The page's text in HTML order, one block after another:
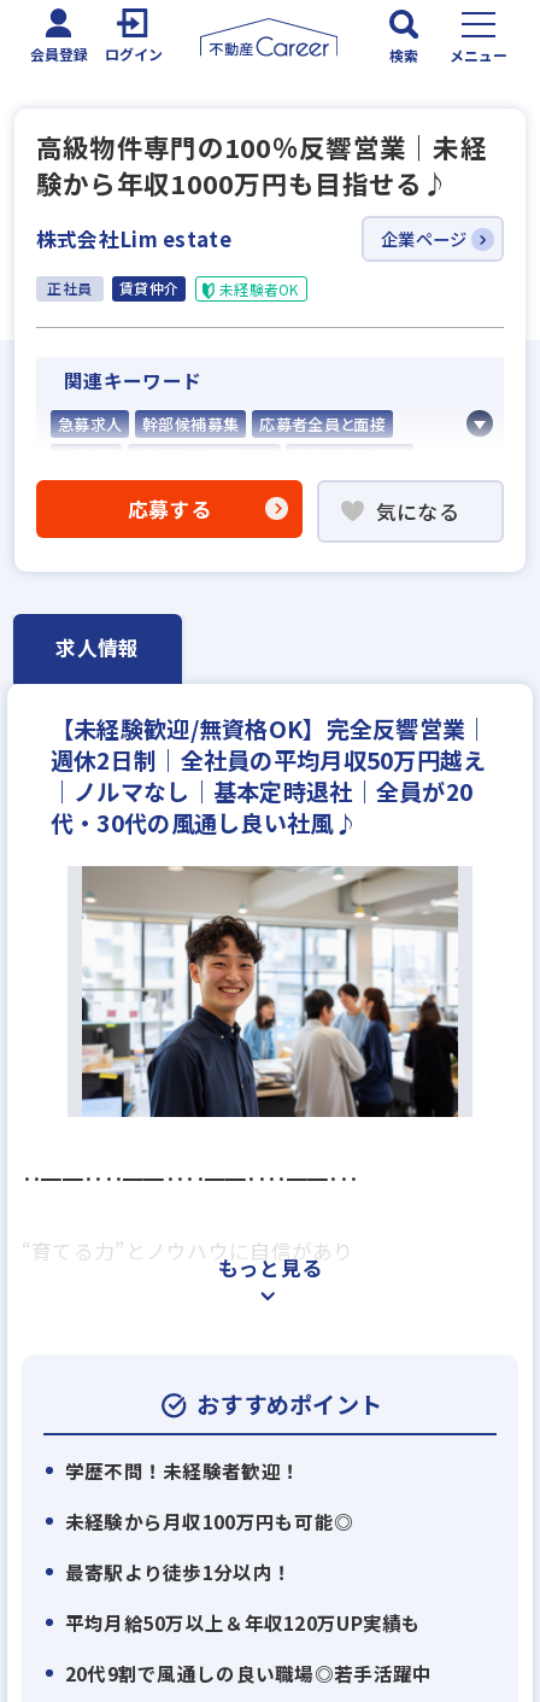
会員登録 ログイン 検索 メニュー
高級物件専門の100％反響営業｜未経
験から年収1000万円も目指せる♪
株式会社Lim estate 企業ページ
正社員 賃貸仲介 未経験者OK
関連キーワード
急募求人 幹部候補募集
応募者全員と面接
他業界の営業経験者歓迎
不動産売買仲介経験者歓迎
既卒・第2新卒歓迎
年俸制
成果給が充実
設立5年以内
地域密着型 上場企業
学歴不問
宅建取引士歓迎
自動車免許未取得でもOK
年齢不問
資格支援制度あり
研修制度あり
転勤なし
残業少ない 女性が活躍中
ノルマ無し
副業OK
ブランクOK
離職率5％以下
休日シフト制
年間休日120日以上
月平均残業20時間以内
反響営業
不動産ITベンチャー
年収200万円
年収250万円
年収300万円
年収350万円
年収400万円
年収450万円
年収500万円
年収550万円
年収600万円
年収700万円
年収800万円
年収900万円
年収1000万円～
月給～20万円
応募する 気になる
求人情報
【未経験歓迎/無資格OK】完全反響営業｜
週休2日制｜全社員の平均月収50万円越え
｜ノルマなし｜基本定時退社｜全員が20
代・30代の風通し良い社風♪
･･━━････━━････━━････━━･･･
“育てる力”とノウハウに自信があり
稼げる営業マンに育てます♪
･･━━････━━････━━････━━･･･
■□ Point □■
《経験不問》高級賃貸専門の仲介営業募集
《働きやすい》原則定時退社／土日休みも相談可能
もっと見る
おすすめポイント
学歴不問！未経験者歓迎！
未経験から月収100万円も可能◎
最寄駅より徒歩1分以内！
平均月給50万以上＆年収120万UP実績も
20代9割で風通しの良い職場◎若手活躍中